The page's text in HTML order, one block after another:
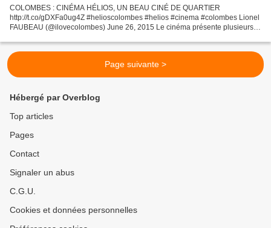
COLOMBES : CINÉMA HÉLIOS, UN BEAU CINÉ DE QUARTIER
http://t.co/gDXFa0ug4Z #helioscolombes #helios #cinema #colombes Lionel
FAUBEAU (@ilovecolombes) June 26, 2015 Le cinéma présente plusieurs
Page suivante >
Hébergé par Overblog
Top articles
Pages
Contact
Signaler un abus
C.G.U.
Cookies et données personnelles